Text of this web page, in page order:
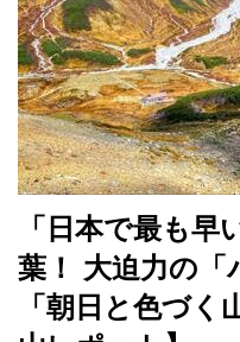
「日本で最も早
葉！ 大迫力の「
「朝日と色づ